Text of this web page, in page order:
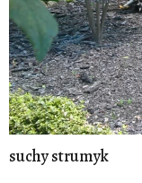
suchy strumyk